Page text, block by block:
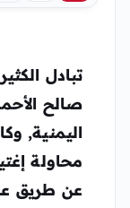
تبادل
صالح
اليمنية,
محاولة
عن طريق